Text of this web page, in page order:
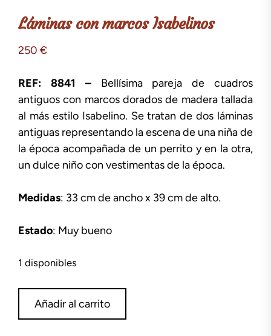
Láminas con marcos Isabelinos
250 €
REF: 8841 – Bellísima pareja de cuadros
antiguos con marcos dorados de madera tallada
al más estilo Isabelino. Se tratan de dos láminas
antiguas representando la escena de una niña de
la época acompañada de un perrito y en la otra,
un dulce niño con vestimentas de la época.
Medidas: 33 cm de ancho x 39 cm de alto.
Estado: Muy bueno
1 disponibles
Añadir al carrito